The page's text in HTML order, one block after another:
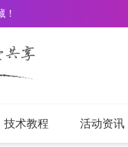
技术教程 活动资讯